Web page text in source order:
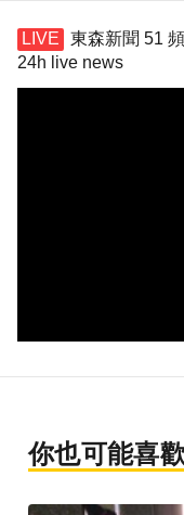
東森新聞 51
24h live news
你也可能喜